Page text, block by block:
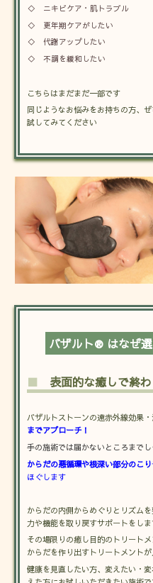
◇ ニキビケア・肌トラブル
◇ 更年期ケアがしたい
◇ 代謝アップしたい
◇ 不調を緩和したい
こちらはまだまだ一部です
同じようなお悩みをお持ちの方、
試してみてください
バザルト® はなぜ
■ 表面的な癒しで終わ
バザルトストーンの遠赤外線効果
までアプローチ！
手の施術では届かないところまで
からだの悪循環や根深い部分のこり
ほぐします
からだの内側からめぐりとリズム
力や機能を取り戻すサポートをし
その場限りの癒し目的のトリート
からだを作り出すトリートメントが
健康を見直したい方、変えたい・